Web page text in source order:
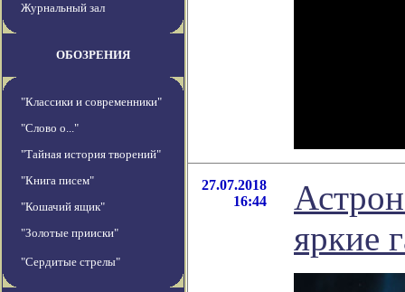
Журнальный зал
ОБОЗРЕНИЯ
"Классики и современники"
"Слово о..."
"Тайная история творений"
"Книга писем"
"Кошачий ящик"
"Золотые прииски"
"Сердитые стрелы"
27.07.2018
16:44
яркие